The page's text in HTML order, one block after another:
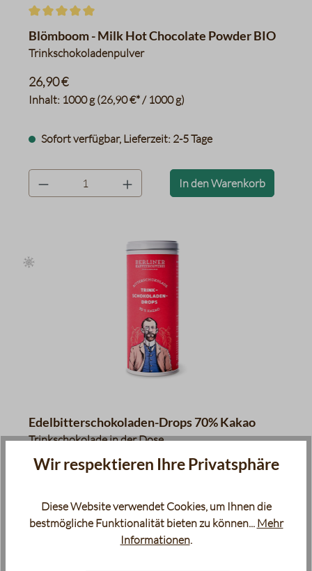
Durchschnittliche Bewertung von 5 von 5 Sternen
Blömboom - Milk Hot Chocolate Powder BIO
Trinkschokoladenpulver
Inhalt: 1000 g(26,90 €* / 1000 g)
26,90 €
Sofort verfügbar, Lieferzeit: 2-5 Tage
product.quantityLabel In den Warenkorb
Edelbitterschokoladen-Drops 70% Kakao
Trinkschokolade in der Dose
9,95 €
Sofort verfügbar, Lieferzeit: 2-5 Tage
Wir respektieren Ihre Privatsphäre
Diese Website verwendet Cookies, um Ihnen die
bestmögliche Funktionalität bieten zu können... Mehr
Informationen.